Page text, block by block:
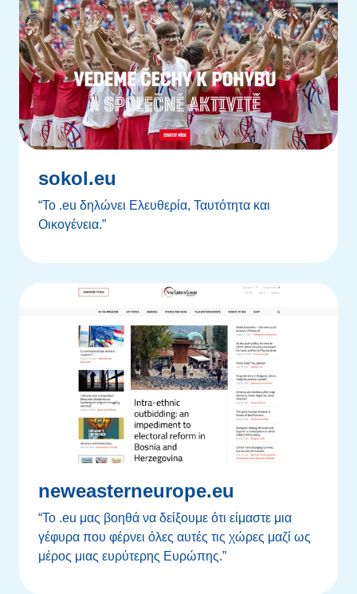
sokol.eu
“To .eu δηλώνει Ελευθερία, Ταυτότητα και
Οικογένεια.”
neweasterneurope.eu
“Το .eu μας βοηθά να δείξουμε ότι είμαστε μια
γέφυρα που φέρνει όλες αυτές τις χώρες μαζί ως
μέρος μιας ευρύτερης Ευρώπης.”